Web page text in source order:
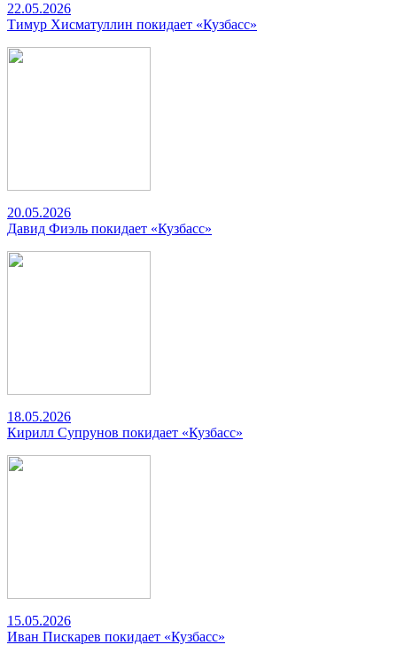
22.05.2026
Тимур Хисматуллин покидает «Кузбасс»
20.05.2026
Давид Фиэль покидает «Кузбасс»
18.05.2026
Кирилл Супрунов покидает «Кузбасс»
15.05.2026
Иван Пискарев покидает «Кузбасс»